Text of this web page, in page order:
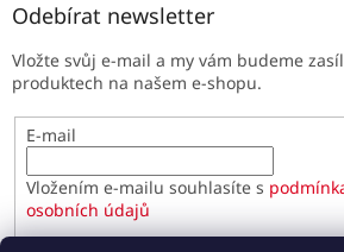
Odebírat newsletter
Vložte svůj e-mail a my vám budeme
produktech na našem e-shopu.
E-mail
Vložením e-mailu souhlasíte s
osobních údajů